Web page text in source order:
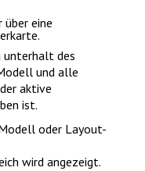
über eine
unterhalt des
und alle
aktive
ist.
oder Layout-
wird angezeigt.